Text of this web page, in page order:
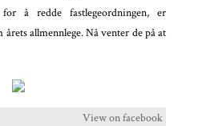
å redde fastlegeordningen, er
allmennlege. Nå venter de på at
View on facebook